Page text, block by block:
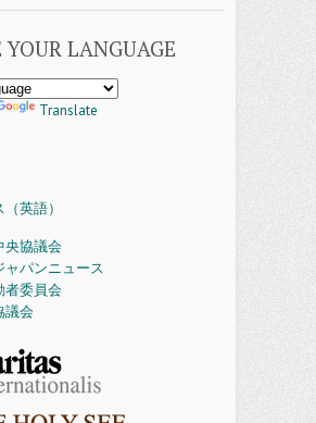
YOUR LANGUAGE
Translate
英語）
央協議会
ャパンニュース
者委員会
議会